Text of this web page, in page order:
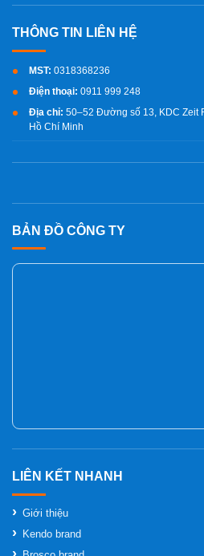
BẢN ĐỒ CÔNG TY
Giới thiệu
Kendo brand
MST: 0318368236
Điện thoại: 0911 999 248
Địa chỉ: 50–52 Đường số 13, KDC Zeit
Hồ Chí Minh